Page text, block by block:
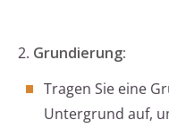
2. Grundierung:
Tragen Sie eine
Untergrund auf,